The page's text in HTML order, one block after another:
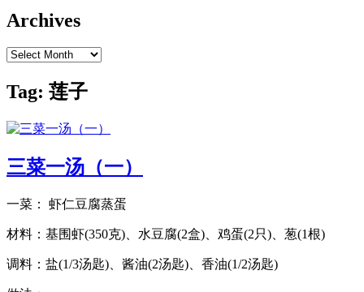
Archives
Archives
Tag: 莲子
三菜一汤（一）
一菜： 虾仁豆腐蒸蛋
材料：基围虾(350克)、水豆腐(2盒)、鸡蛋(2只)、葱(1根)
调料：盐(1/3汤匙)、酱油(2汤匙)、香油(1/2汤匙)